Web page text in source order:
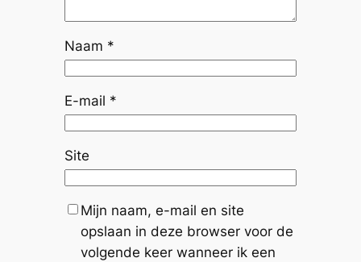
Naam *
E-mail *
Site
Mijn naam, e-mail en site
opslaan in deze browser voor de
volgende keer wanneer ik een